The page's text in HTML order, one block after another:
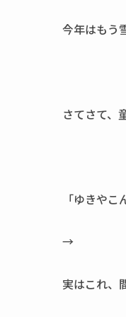
今年はもう
さてさて、
「ゆきや
→
実はこれ、